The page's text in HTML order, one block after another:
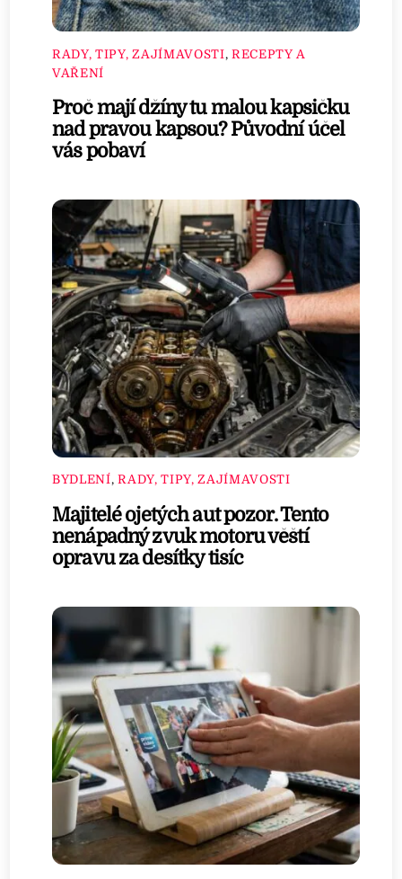
RADY, TIPY, ZAJÍMAVOSTI, RECEPTY A
VAŘENÍ
Proč mají džíny tu malou kapsičku
nad pravou kapsou? Původní účel
vás pobaví
BYDLENÍ,RADY, TIPY, ZAJÍMAVOSTI
Majitelé ojetých aut pozor. Tento
nenápadný zvuk motoru věští
opravu za desítky tisíc